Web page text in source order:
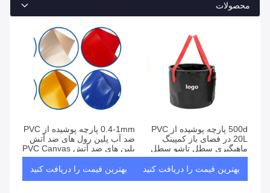
محصولات
500d پارچه پوشیده از PVC
20L در فضای باز کمپینگ
ماهیگیری سطل تاشو سطل
تمیز کردن ماشین
بهترین قیمت را دریافت کنید
0.4-1mm پارچه پوشیده از PVC
ضد آب پلین رول های ضد آتش
پلین های ضد آتش PVC Canvas
بهترین قیمت را دریافت کنید